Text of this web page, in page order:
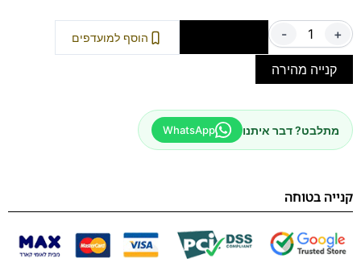
- + הוסף למועדפים
קנייה מהירה
מתלבט? דבר איתנו WhatsApp
קנייה בטוחה